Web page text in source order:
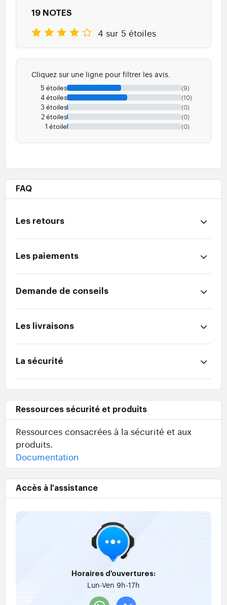
19 NOTES
4 sur 5 étoiles
Cliquez sur une ligne pour filtrer les avis.
5 étoiles (9)
4 étoiles (10)
3 étoiles (0)
2 étoiles (0)
1 étoile (0)
FAQ
Les retours
Les paiements
Demande de conseils
Les livraisons
La sécurité
Ressources sécurité et produits
Ressources consacrées à la sécurité et aux
produits.
Documentation
Accès à l'assistance
Horaires d'ouvertures:
Lun-Ven 9h-17h